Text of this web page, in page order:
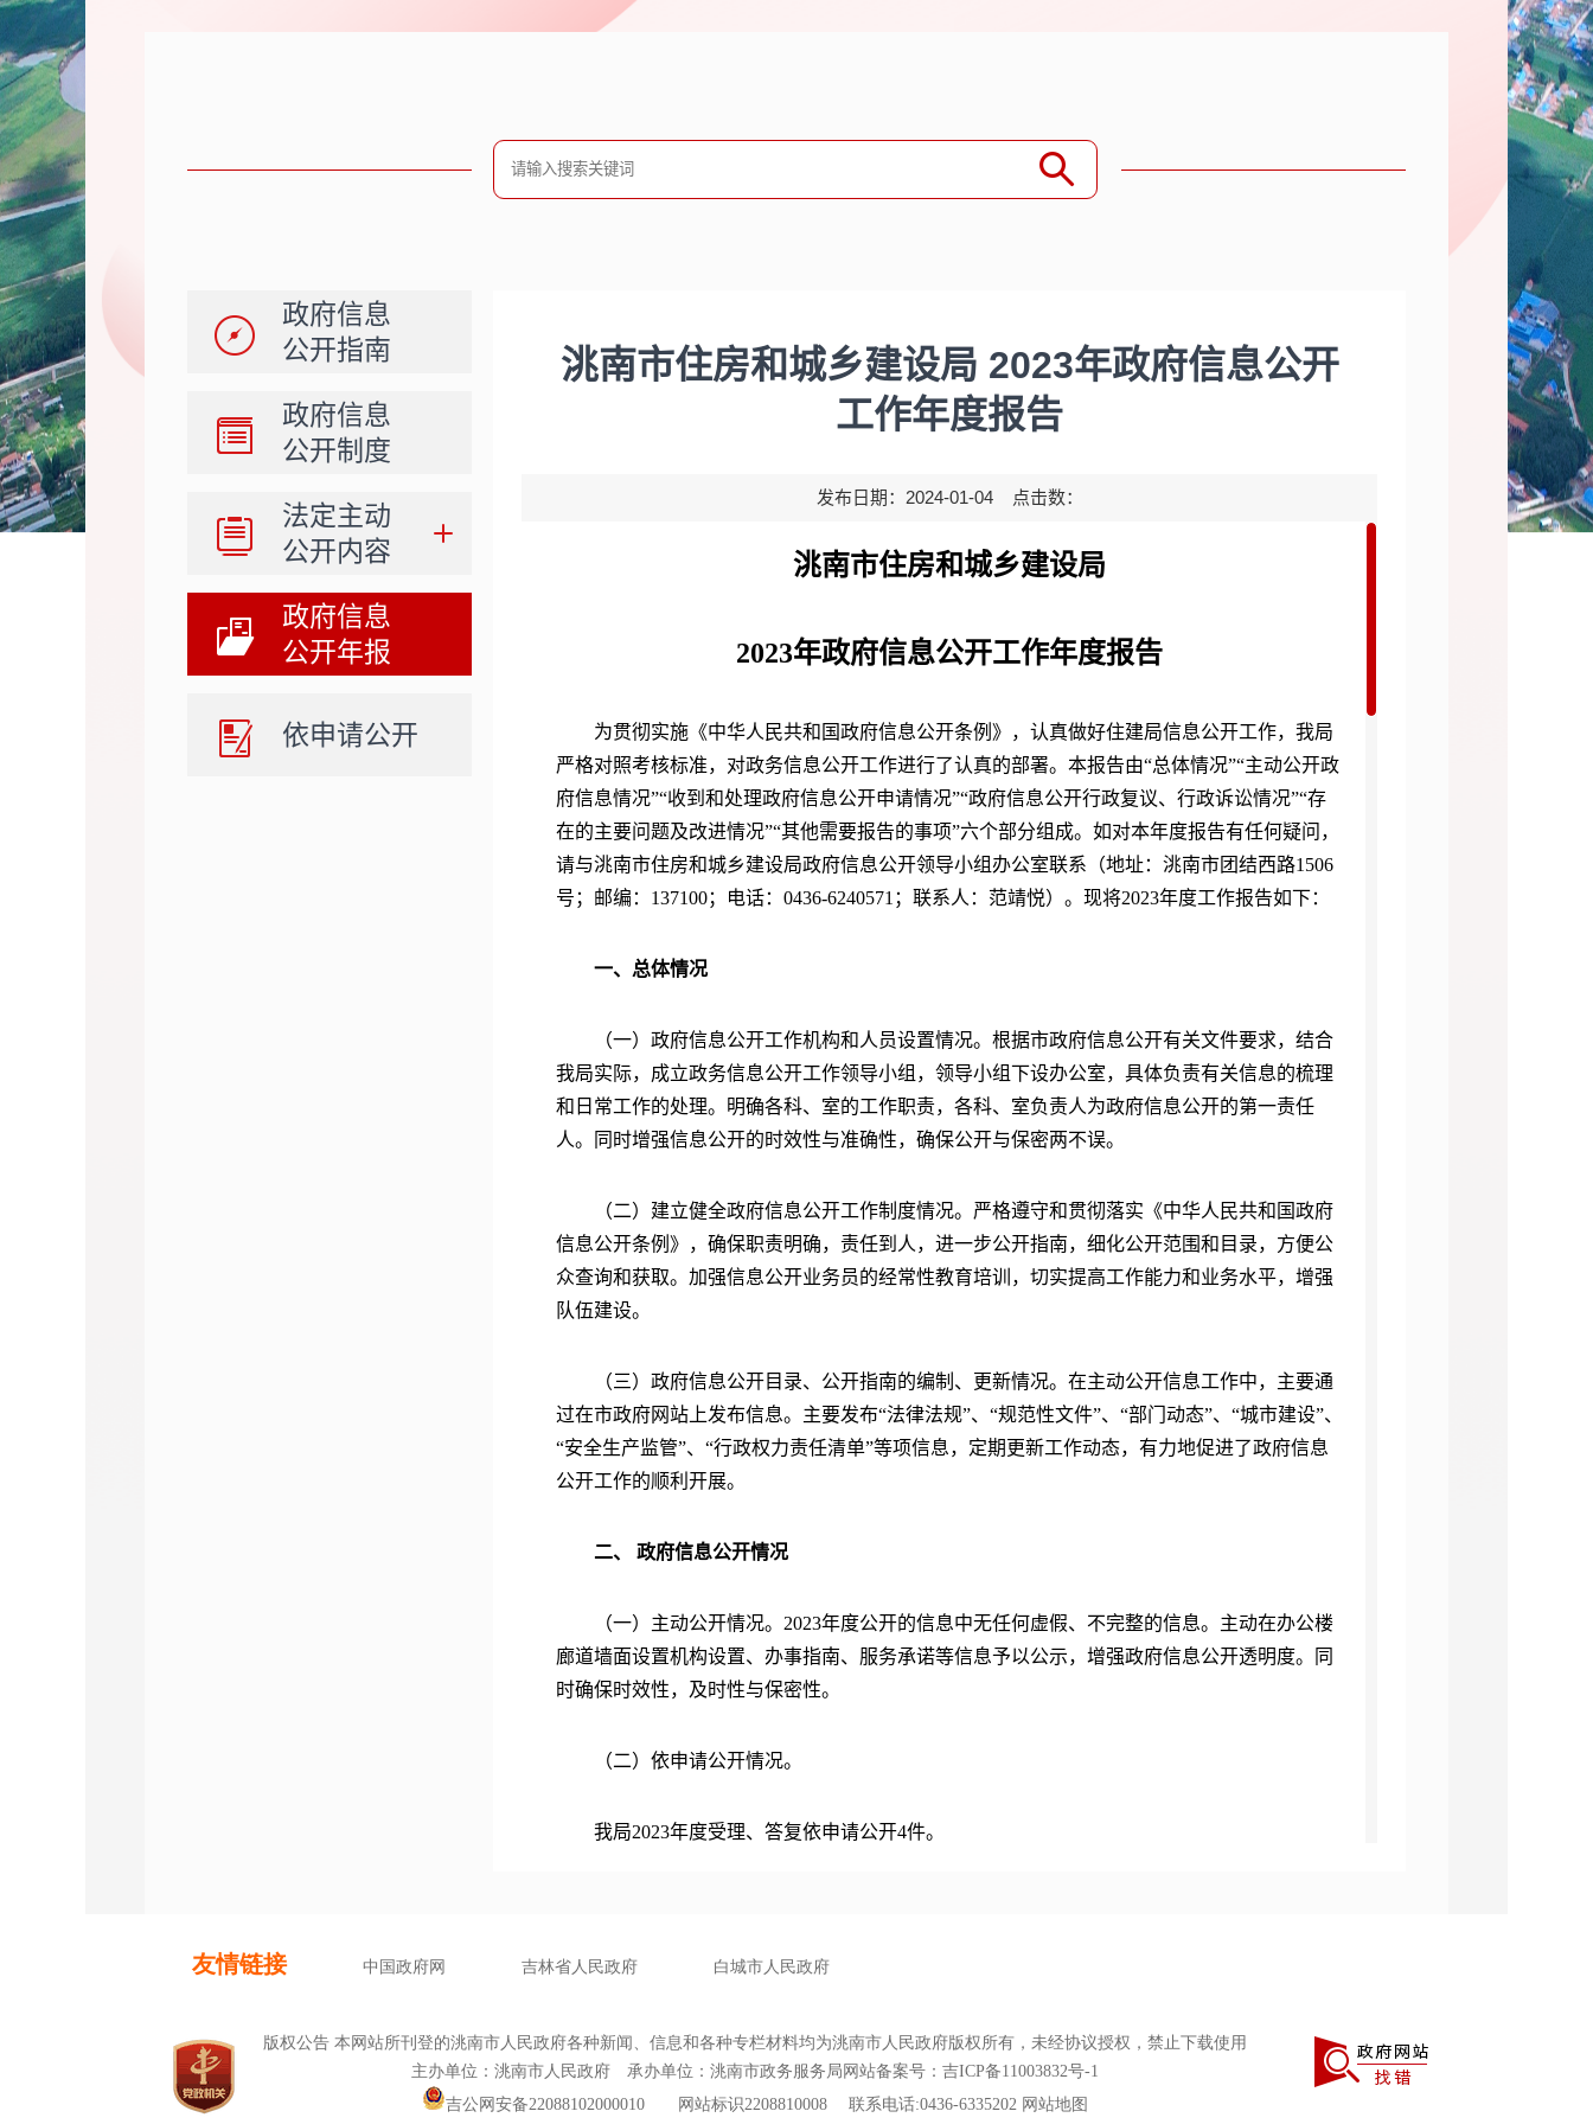
政府信息
公开指南
政府信息
公开制度
法定主动
公开内容
政府信息
公开年报
依申请公开
洮南市住房和城乡建设局 2023年政府信息公开
工作年度报告
发布日期：2024-01-04 点击数：
洮南市住房和城乡建设局
2023年政府信息公开工作年度报告
为贯彻实施《中华人民共和国政府信息公开条例》，认真做好住建局信息公开工作，我局
严格对照考核标准，对政务信息公开工作进行了认真的部署。本报告由“总体情况”“主动公开政
府信息情况”“收到和处理政府信息公开申请情况”“政府信息公开行政复议、行政诉讼情况”“存
在的主要问题及改进情况”“其他需要报告的事项”六个部分组成。如对本年度报告有任何疑问，
请与洮南市住房和城乡建设局政府信息公开领导小组办公室联系（地址：洮南市团结西路1506
号；邮编：137100；电话：0436-6240571；联系人：范靖悦）。现将2023年度工作报告如下：
一、总体情况
（一）政府信息公开工作机构和人员设置情况。根据市政府信息公开有关文件要求，结合
我局实际，成立政务信息公开工作领导小组，领导小组下设办公室，具体负责有关信息的梳理
和日常工作的处理。明确各科、室的工作职责，各科、室负责人为政府信息公开的第一责任
人。同时增强信息公开的时效性与准确性，确保公开与保密两不误。
（二）建立健全政府信息公开工作制度情况。严格遵守和贯彻落实《中华人民共和国政府
信息公开条例》，确保职责明确，责任到人，进一步公开指南，细化公开范围和目录，方便公
众查询和获取。加强信息公开业务员的经常性教育培训，切实提高工作能力和业务水平，增强
队伍建设。
（三）政府信息公开目录、公开指南的编制、更新情况。在主动公开信息工作中，主要通
过在市政府网站上发布信息。主要发布“法律法规”、“规范性文件”、“部门动态”、“城市建设”、
“安全生产监管”、“行政权力责任清单”等项信息，定期更新工作动态，有力地促进了政府信息
公开工作的顺利开展。
二、 政府信息公开情况
（一）主动公开情况。2023年度公开的信息中无任何虚假、不完整的信息。主动在办公楼
廊道墙面设置机构设置、办事指南、服务承诺等信息予以公示，增强政府信息公开透明度。同
时确保时效性，及时性与保密性。
（二）依申请公开情况。
我局2023年度受理、答复依申请公开4件。
我局无任何因政府信息公开申请行政复议、提起行政诉讼的情况。
（四）政府信息公开相关费用情况。我局无任何政府信息公开收费及减免情况。
主动公开政府信息情况表